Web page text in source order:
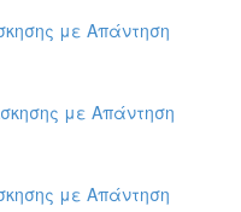
με Απάντηση
με Απάντηση
με Απάντηση